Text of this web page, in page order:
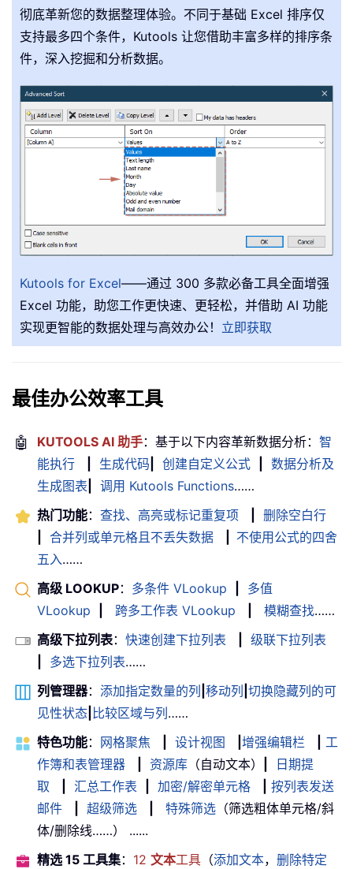
彻底革新您的数据整理体验。不同于基础 Excel 排序仅
支持最多四个条件，Kutools 让您借助丰富多样的排序条
件，深入挖掘和分析数据。
Kutools for Excel——通过 300 多款必备工具全面增强
Excel 功能，助您工作更快速、更轻松，并借助 AI 功能
实现更智能的数据处理与高效办公！ 立即获取
最佳办公效率工具
🤖 KUTOOLS AI 助手：基于以下内容革新数据分析： 智
能执行
生成代码 创建自定义公式
数据分析及
生成图表
调用 Kutools Functions……
热门功能： 查找、高亮或标记重复项
删除空白行
合并列或单元格且不丢失数据
不使用公式的四舍
五入……
高级 LOOKUP： 多条件 VLookup
多值
VLookup
跨多工作表 VLookup 模糊查找……
高级下拉列表： 快速创建下拉列表
级联下拉列表
多选下拉列表……
列管理器： 添加指定数量的列 移动列 切换隐藏列的可
见性状态 比较区域与列 ……
特色功能： 网格聚焦 设计视图 增强编辑栏
工
作簿和表管理器
资源库 （自动文本）
日期提
取
汇总工作表 加密/解密单元格
按列表发送
邮件
超级筛选 特殊筛选 （筛选粗体单元格/斜
体/删除线……） ......
精选 15 工具集： 12 文本工具 （添加文本， 删除特定